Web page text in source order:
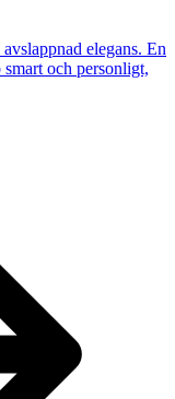
elegans. En
och personligt,